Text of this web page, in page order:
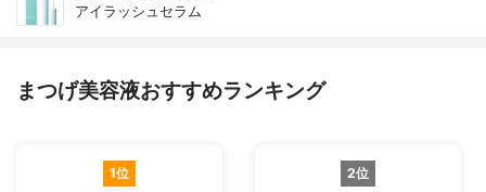
アイラッシュセラム
まつげ美容液おすすめランキング
1位 2位